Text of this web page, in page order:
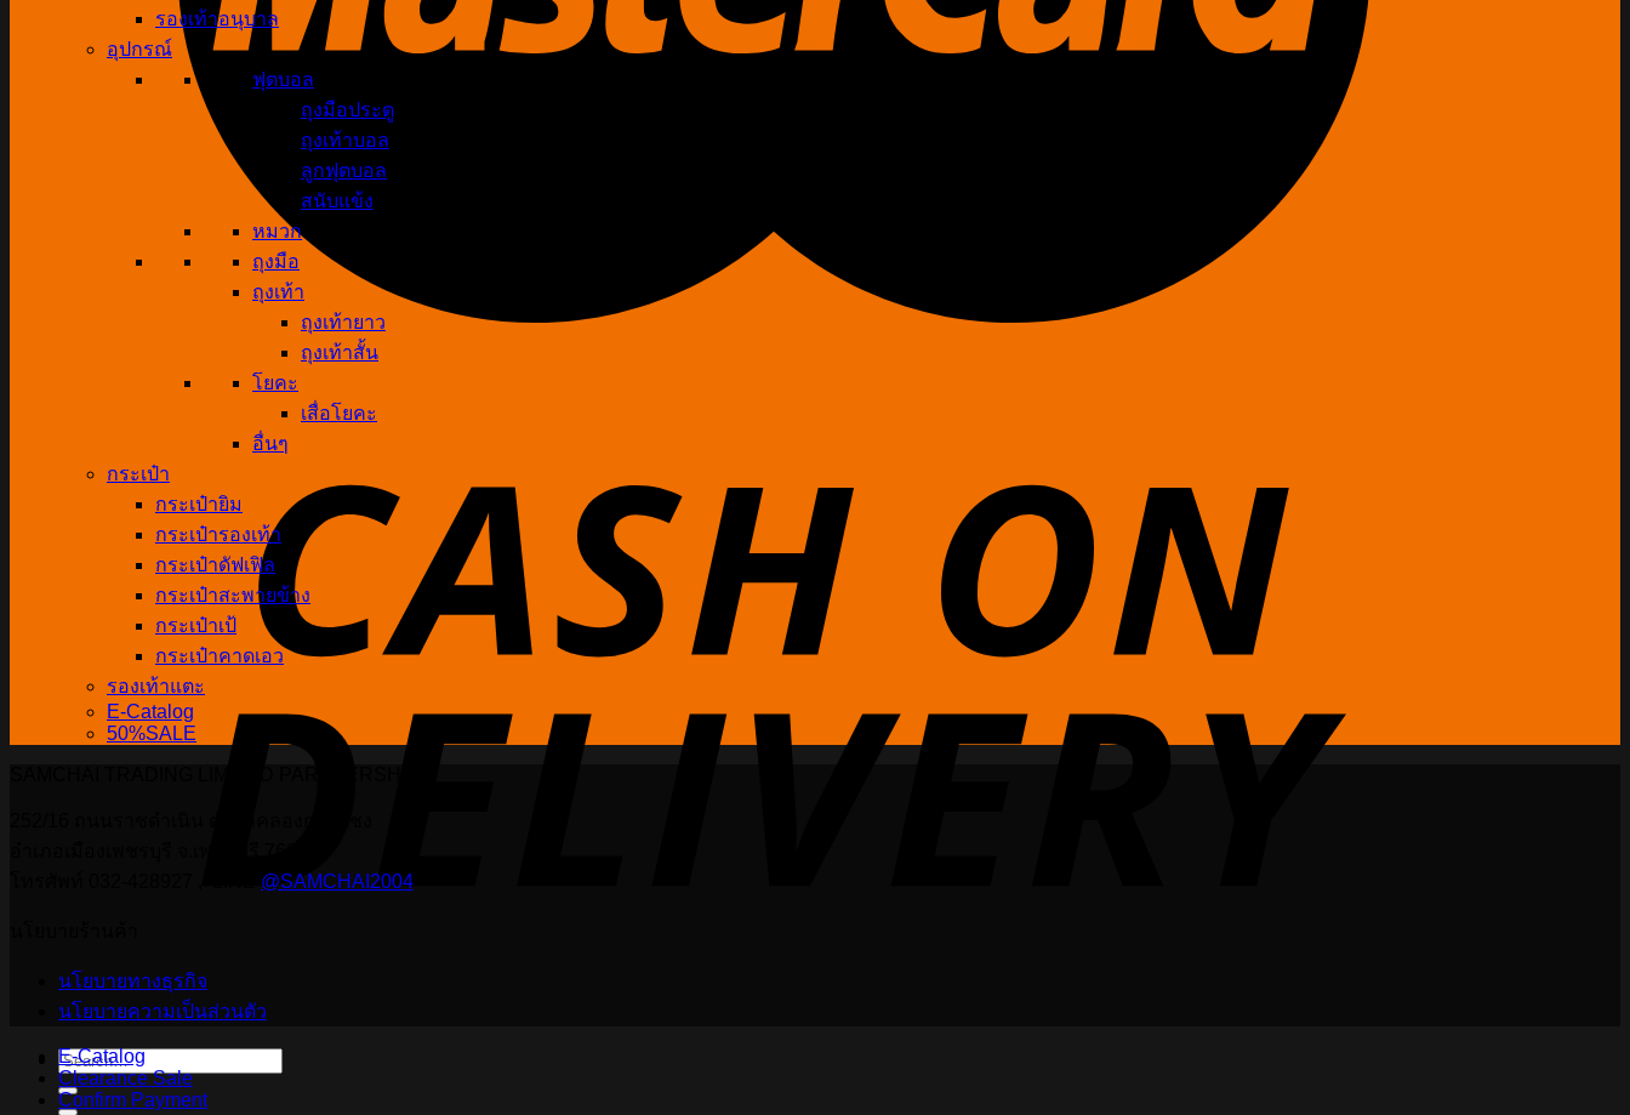
Search
for:
รองเท้าอนุบาล
อุปกรณ์
ฟุตบอล
ถุงมือประตู
ถุงเท้าบอล
ลูกฟุตบอล
สนับแข้ง
หมวก
ถุงมือ
ถุงเท้า
ถุงเท้ายาว
ถุงเท้าสั้น
โยคะ
เสื่อโยคะ
อื่นๆ
กระเป๋า
กระเป๋ายิม
กระเป๋ารองเท้า
กระเป๋าดัฟเฟิล
กระเป๋าสะพายข้าง
กระเป๋าเป้
กระเป๋าคาดเอว
รองเท้าแตะ
E-Catalog
50%SALE
@SAMCHAI2004
นโยบายทางธุรกิจ
นโยบายความเป็นส่วนตัว
E-Catalog
Clearance Sale
Confirm Payment